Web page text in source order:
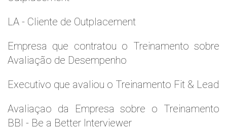
LA - Cliente de Outplacement
Empresa que contratou o Treinamento sobre
Avaliação de Desempenho
Executivo que avaliou o Treinamento Fit & Lead
Avaliaçao da Empresa sobre o Treinamento
BBI - Be a Better Interviewer